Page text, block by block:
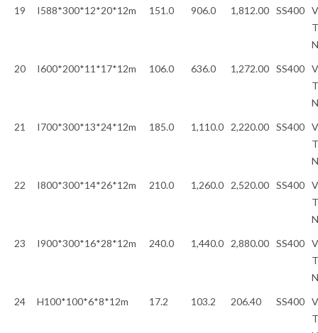
19 I588*300*12*20*12m 151.0 906.0 1,812.00 SS400
20
I600*200*11*17*12m 106.0 636.0 1,272.00 SS400
21
I700*300*13*24*12m 185.0 1,110.0 2,220.00 SS400
22
I800*300*14*26*12m 210.0 1,260.0 2,520.00 SS400
23
I900*300*16*28*12m 240.0 1,440.0 2,880.00 SS400
24
H100*100*6*8*12m 17.2 103.2 206.40 SS400